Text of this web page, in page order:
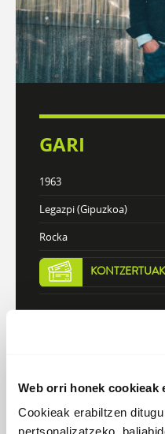
Web orri honek cookieak
Cookieak erabiltzen
pertsonalizatzeko,
GARI
1963
Legazpi (Gipuzkoa)
Rocka
KONTZERTUAK
Atzera